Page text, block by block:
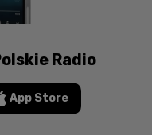
Radio
App Store